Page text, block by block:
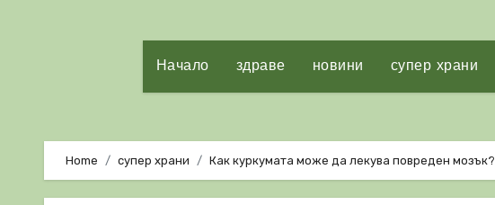
Начало здраве новини супер храни
Home супер храни Как куркумата може да лекува повреден мозък?